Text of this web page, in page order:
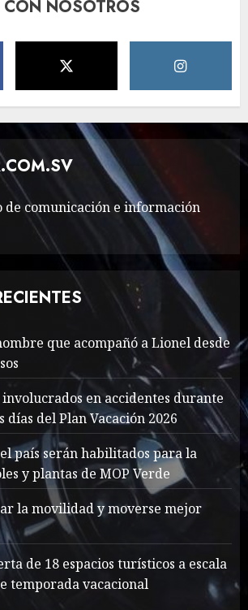
MAYO 14, 2024 812
Need to Know About the
Classic Cars in a Retro
Movie?
MAYO 14, 2024 799
The full story of
Thailand’s extraordinary
cave rescue
MAYO 14, 2024 1005
Jorge Messi, el hombre
que acompañó a Lionel
desde sus primeros pasos
AGOSTO 8, 2026 53
Searching for the
forgotten heroes of World
War Two
MAYO 14, 2024 866
NOSOTROS
de comunicación e información
que acompañó a Lionel desde
en accidentes durante
días del Plan Vacación 2026
país serán habilitados para la
y plantas de MOP Verde
la movilidad y moverse mejor
de 18 espacios turísticos a escala
temporada vacacional